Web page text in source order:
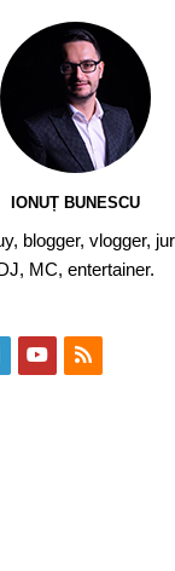
IONUȚ BUNESCU
blogger, vlogger,
MC, entertainer.